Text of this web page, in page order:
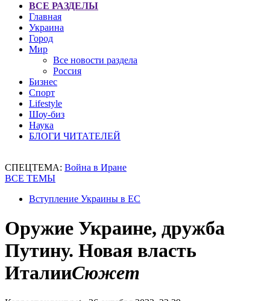
ВСЕ РАЗДЕЛЫ
Главная
Украина
Город
Мир
Все новости раздела
Россия
Бизнес
Спорт
Lifestyle
Шоу-биз
Наука
БЛОГИ ЧИТАТЕЛЕЙ
СПЕЦТЕМА: Война в Иране
ВСЕ ТЕМЫ
Вступление Украины в ЕС
Оружие Украине, дружба
Путину. Новая власть
ИталииСюжет